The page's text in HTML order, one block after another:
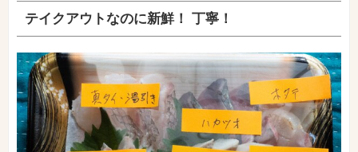
テイクアウトなのに新鮮！ 丁寧！